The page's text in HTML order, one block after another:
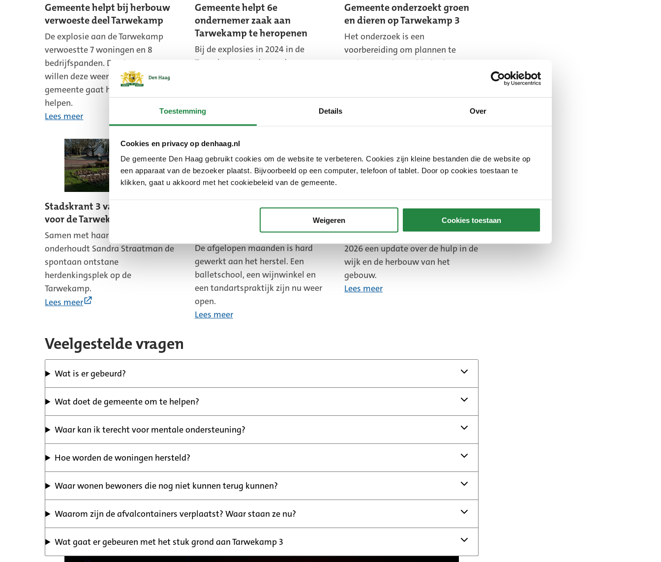
Toestemming Details Over
Cookies en privacy op denhaag.nl
De gemeente Den Haag gebruikt cookies om de website te verbeteren. Cookies zijn kleine bestanden die de website op
een apparaat van de bezoeker plaatst. Bijvoorbeeld op een computer, telefoon of tablet. Door op cookies toestaan te
klikken, gaat u akkoord met het cookiebeleid van de gemeente.
Weigeren Cookies toestaan
Gemeente helpt bij herbouw
verwoeste deel Tarwekamp
De explosie aan de Tarwekamp
verwoestte 7 woningen en 8
bedrijfspanden. De eigenaren
willen deze weer opbouwen. De
gemeente gaat hen daarbij
helpen.
Lees meer
Gemeente helpt 6e
ondernemer zaak aan
Tarwekamp te heropenen
Bij de explosies in 2024 in de
Tarwekamp werden ondernemers
Lees meer
Gemeente onderzoekt groen
en dieren op Tarwekamp 3
Het onderzoek is een
voorbereiding om plannen te
maken voor het gebied. Die
Stadskrant 3 van 2026: hart
voor de Tarwekamp
Samen met haar buurvrouw
onderhoudt Sandra Straatman de
spontaan ontstane
herdenkingsplek op de
Tarwekamp.
Lees meer
Tarwekamp: enkele
De afgelopen maanden is hard
gewerkt aan het herstel. Een
balletschool, een wijnwinkel en
een tandartspraktijk zijn nu weer
open.
Lees meer
Bewonersbijeenkomst
Tarwekamp
Bewoners kregen op 10 februari
2026 een update over de hulp in de
wijk en de herbouw van het
gebouw.
Lees meer
Veelgestelde vragen
Wat is er gebeurd?
Wat doet de gemeente om te helpen?
Waar kan ik terecht voor mentale ondersteuning?
Hoe worden de woningen hersteld?
Waar wonen bewoners die nog niet kunnen terug kunnen?
Waarom zijn de afvalcontainers verplaatst? Waar staan ze nu?
Wat gaat er gebeuren met het stuk grond aan Tarwekamp 3